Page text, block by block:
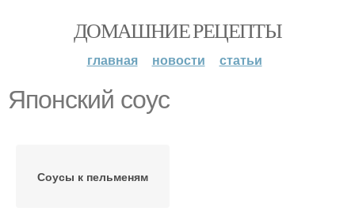
ДОМАШНИЕ РЕЦЕПТЫ
главная новости статьи
Японский соус
Соусы к пельменям